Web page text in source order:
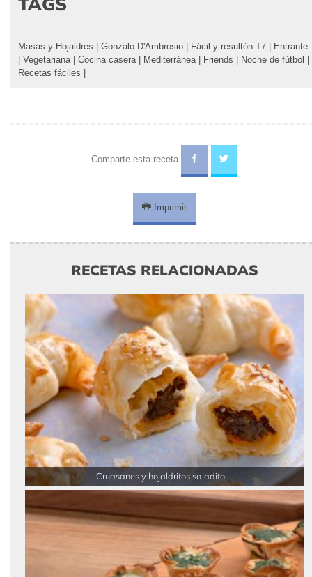
Masas y Hojaldres Gonzalo D'Ambrosio Fácil y resultón T7
Entrante
Vegetariana| Cocina casera| Mediterránea| Friends Noche de fútbol
Recetas fáciles
Comparte esta receta
Imprimir
RECETAS RELACIONADAS
Cruasanes y hojaldritos saladito ...